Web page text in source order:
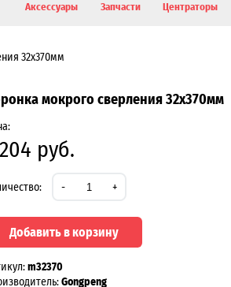
Аксессуары Запчасти Центраторы
32х370мм
мокрого сверления 32х370мм
руб.
- +
Добавить в корзину
m32370
Gongpeng